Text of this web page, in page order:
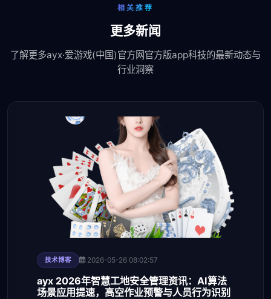
相关推荐
更多新闻
了解更多ayx·爱游戏(中国)官方网官方版app科技的最新动态与
行业洞察
技术博客 2026-05-26 08:02:57
ayx 2026年智慧工地安全管理资讯：AI算法
场景应用提速，高空作业预警与人员行为识别